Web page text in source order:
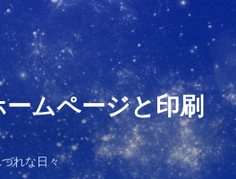
ムページと印刷
れな日々